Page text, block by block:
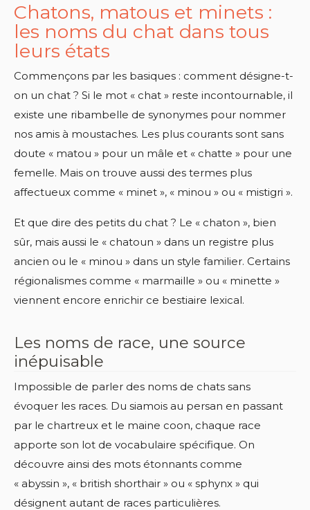
Chatons, matous et minets :
les noms du chat dans tous
leurs états
Commençons par les basiques : comment désigne-t-
on un chat ? Si le mot « chat » reste incontournable, il
existe une ribambelle de synonymes pour nommer
nos amis à moustaches. Les plus courants sont sans
doute « matou » pour un mâle et « chatte » pour une
femelle. Mais on trouve aussi des termes plus
affectueux comme « minet », « minou » ou « mistigri ».
Et que dire des petits du chat ? Le « chaton », bien
sûr, mais aussi le « chatoun » dans un registre plus
ancien ou le « minou » dans un style familier. Certains
régionalismes comme « marmaille » ou « minette »
viennent encore enrichir ce bestiaire lexical.
Les noms de race, une source
inépuisable
Impossible de parler des noms de chats sans
évoquer les races. Du siamois au persan en passant
par le chartreux et le maine coon, chaque race
apporte son lot de vocabulaire spécifique. On
découvre ainsi des mots étonnants comme
« abyssin », « british shorthair » ou « sphynx » qui
désignent autant de races particulières.